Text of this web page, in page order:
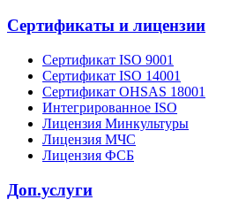
Сертификаты и лицензии
Сертификат ISO 9001
Сертификат ISO 14001
Сертификат OHSAS 18001
Интегрированное ISO
Лицензия Минкультуры
Лицензия МЧС
Лицензия ФСБ
Доп.услуги